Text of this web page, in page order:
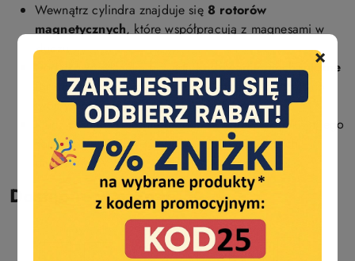
×
Wewnątrz cylindra znajduje się 8 rotorów
magnetycznych, które współpracują z magnesami w
kluczu.
Dodatkowo wkładka posiadakodowanie mechaniczne
(profil długościowy i dodatkowe zabezpieczenia), co
tworzy potrójną barierę bezpieczeństwa.
Klucz pasuje wyłącznie do odpowiedniej wkładki, a jego
kopiowanie możliwe jest tylko u autoryzowanych
partnerów EVVA.
Dostępne warianty